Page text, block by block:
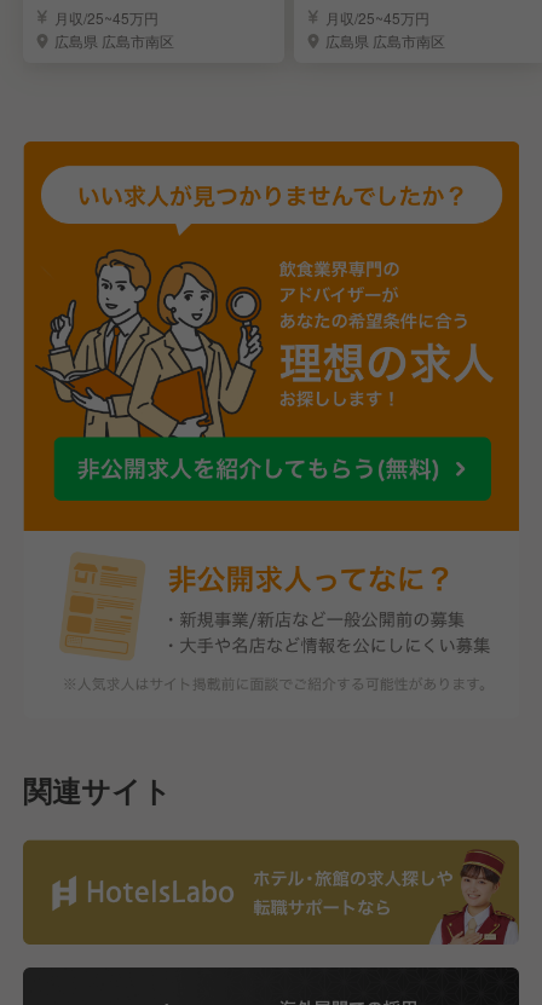
ん」の店長候補を募集
月収/25~45万円
広島県 広島市南区
運営する和食居酒屋
月収/25~45万円
広島県 広島市南区
関連サイト